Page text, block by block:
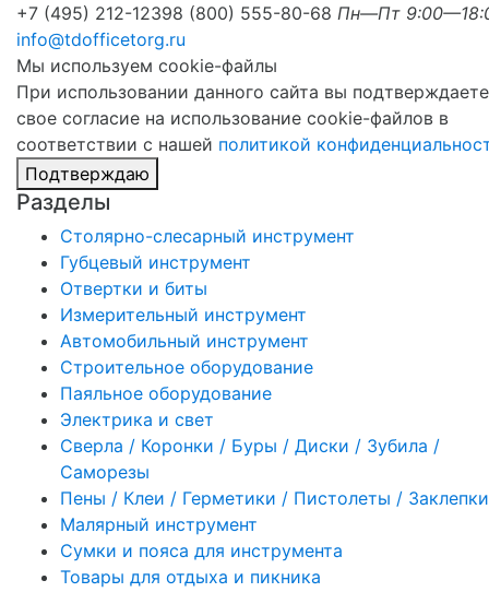
+7 (495) 212-12398 (800) 555-80-68 Пн—Пт
info@tdofficetorg.ru
Мы используем cookie-файлы
При использовании данного сайта вы подтверждаете
свое согласие на использование cookie-файлов в
соответствии с нашей политикой
Подтверждаю
Разделы
Столярно-слесарный инструмент
Губцевый инструмент
Отвертки и биты
Измерительный инструмент
Автомобильный инструмент
Строительное оборудование
Паяльное оборудование
Электрика и свет
Сверла / Коронки / Буры / Диски / Зубила /
Саморезы
Пены / Клеи / Герметики / Пистолеты / Заклепки
Малярный инструмент
Сумки и пояса для инструмента
Товары для отдыха и пикника